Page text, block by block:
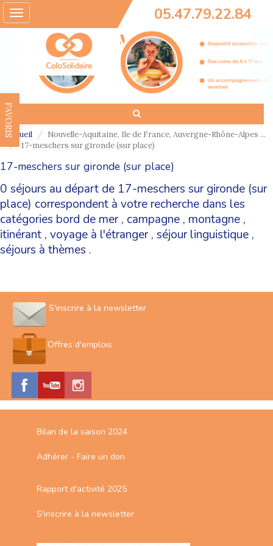
Toggle
navigation
05.47.79.22.84
FAVORIS
Accueil
Nouvelle-Aquitaine, Ile de France, Auvergne-Rhône-Alpes ...
17-meschers sur gironde (sur place)
17-meschers sur gironde (sur place)
0 séjours au départ de 17-meschers sur gironde (sur
place) correspondent à votre recherche dans les
catégories bord de mer, campagne , montagne ,
itinérant , voyage à l'étranger, séjour linguistique ,
séjours à thèmes .
S'inscrire à la newsletter
Offres d'emplois
Bilan de la saison 2024
Adhérer - Faire un don
Rapport d'activité 2025
S'inscrire à la newsletter